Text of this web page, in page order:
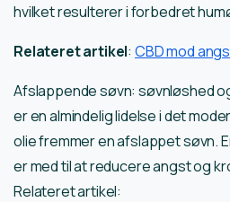
hvilket resulterer i forbedret
Relateret artikel: CBD mod
Afslappende søvn: søvnløshed
er en almindelig lidelse i det
olie fremmer en afslappet søvn.
er med til at reducere angst og
Relateret artikel: